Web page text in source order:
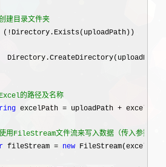
建目录文件夹
(! Directory.Exists(uploadPath))
Excel的路径及名称
excelPath = uploadPath +
用FileStream文件流来写入数据（传入参数为：
fileStream = new